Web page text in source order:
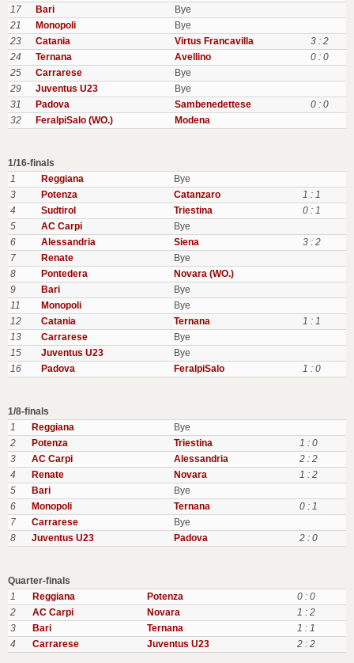
17
Bari
Bye
21
Monopoli
Bye
23
Catania Virtus Francavilla
3 : 2
24
Ternana Avellino
0 : 0
25
Carrarese
Bye
29
Juventus U23
Bye
31
Padova Sambenedettese
0 : 0
32
FeralpiSalo (WO.) Modena
1/16-finals
1
Reggiana
Bye
3
Potenza Catanzaro
1 : 1
4
Sudtirol Triestina
0 : 1
5
AC Carpi
Bye
6
Alessandria Siena
3 : 2
7
Renate
Bye
8
Pontedera
Novara (WO.)
9
Bari
Bye
11
Monopoli
Bye
12
Catania Ternana
1 : 1
13
Carrarese
Bye
15
Juventus U23
Bye
16
Padova FeralpiSalo 1 : 0
1/8-finals
1
Reggiana
Bye
2
Potenza Triestina
1 : 0
3
AC Carpi Alessandria
2 : 2
4
Renate Novara
1 : 2
5
Bari
Bye
6
Monopoli Ternana
0 : 1
7
Carrarese
Bye
8
Juventus U23 Padova 2 : 0
Quarter-finals
1
Reggiana Potenza
0 : 0
2
AC Carpi Novara
1 : 2
3
Bari Ternana
1 : 1
4
Carrarese Juventus U23 2 : 2